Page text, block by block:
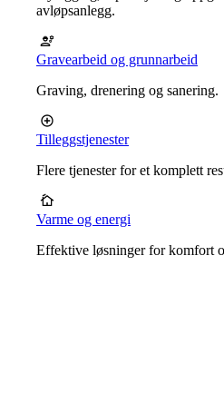
avløpsanlegg.
Gravearbeid og grunnarbeid
Graving, drenering og sanering.
Tilleggstjenester
Flere tjenester for et komplett
Varme og energi
Effektive løsninger for komfort